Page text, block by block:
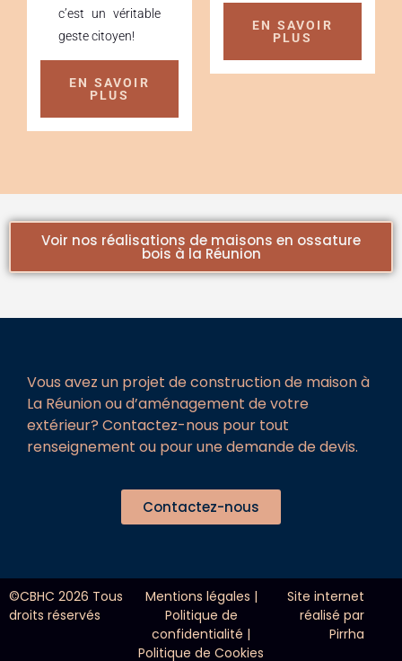
c’est un véritable
geste citoyen!
EN SAVOIR
PLUS
EN SAVOIR
PLUS
Voir nos réalisations de maisons en ossature
bois à la Réunion
Vous avez un projet de construction de maison à
La Réunion ou d’aménagement de votre
extérieur? Contactez-nous pour tout
renseignement ou pour une demande de devis.
Contactez-nous
©CBHC 2026 Tous
droits réservés
Mentions légales |
Politique de
confidentialité |
Politique de Cookies
Site internet
réalisé par
Pirrha